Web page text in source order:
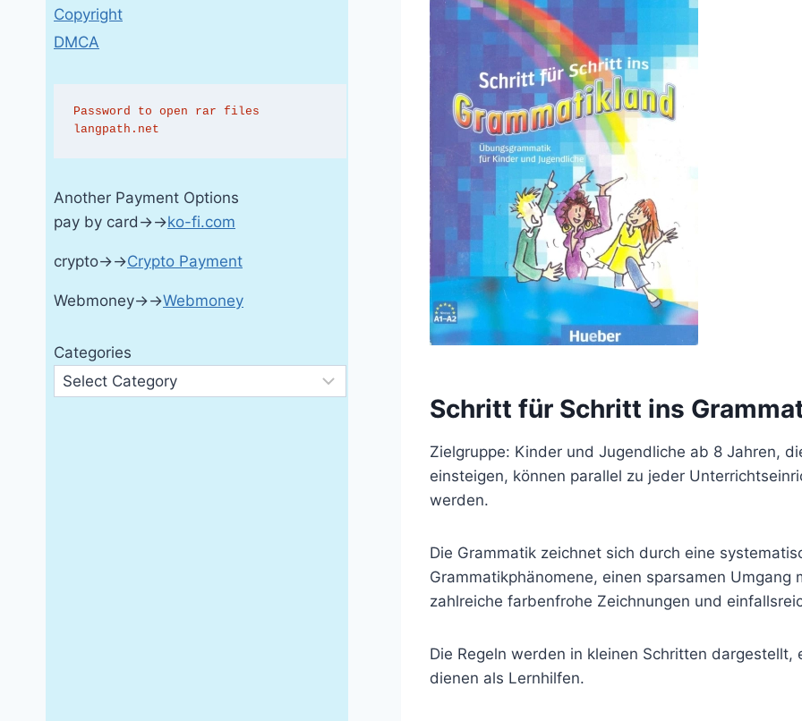
Schritt für Schritt ins
Zielgruppe: Kinder und Jugendliche ab 8 Jahren,
einsteigen, können parallel zu jeder
werden.
Die Grammatik zeichnet sich durch eine
Grammatikphänomene, einen sparsamen
zahlreiche farbenfrohe Zeichnungen und
Die Regeln werden in kleinen Schritten
dienen als Lernhilfen.
Copyright
DMCA
Password to open rar files
langpath.net
Another Payment Options
pay by card→→ko-fi.com
crypto→→Crypto Payment
Webmoney→→Webmoney
Categories